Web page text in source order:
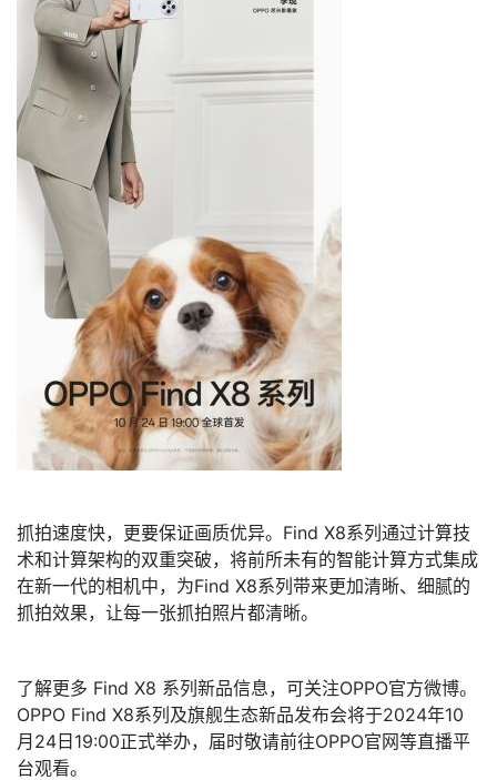
抓拍速度快，更要保证画质优异。Find X8系列通过计算技
术和计算架构的双重突破，将前所未有的智能计算方式集成
在新一代的相机中，为Find X8系列带来更加清晰、细腻的
抓拍效果，让每一张抓拍照片都清晰。
了解更多 Find X8 系列新品信息，可关注OPPO官方微博。
OPPO Find X8系列及旗舰生态新品发布会将于2024年10
月24日19:00正式举办，届时敬请前往OPPO官网等直播平
台观看。